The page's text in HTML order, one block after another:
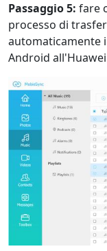
Passaggio 5: fare
processo di
automaticamente
Android all'Huawei